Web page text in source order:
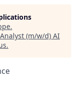
.
(m/w/d) AI
.